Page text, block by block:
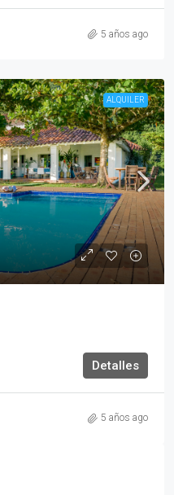
5 años ago
ALQUILER
Detalles
5 años ago